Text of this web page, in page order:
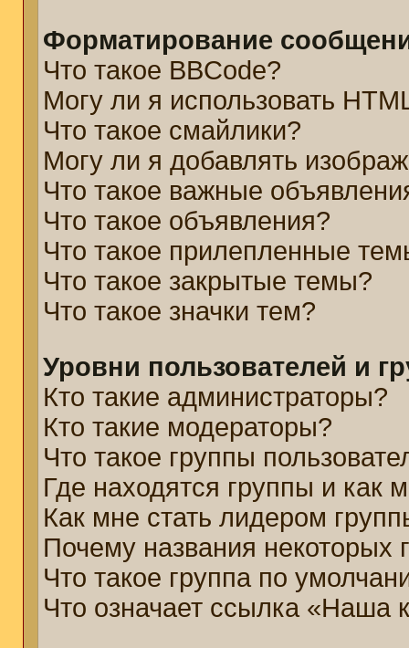
Форматирование
Что такое BBCode?
Могу ли я использовать
Что такое смайлики?
Могу ли я добавлять
Что такое важные
Что такое объявления?
Что такое прилепленные
Что такое закрытые темы?
Что такое значки тем?
Уровни пользователей и
Кто такие администраторы?
Кто такие модераторы?
Что такое группы
Где находятся группы и как
Как мне стать лидером
Почему названия некоторых
Что такое группа по
Что означает ссылка «Наша